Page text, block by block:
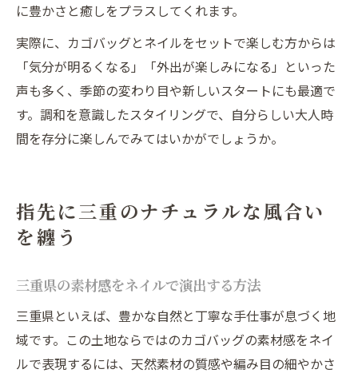
に豊かさと癒しをプラスしてくれます。
実際に、カゴバッグとネイルをセットで楽しむ方からは
「気分が明るくなる」「外出が楽しみになる」といった
声も多く、季節の変わり目や新しいスタートにも最適で
す。調和を意識したスタイリングで、自分らしい大人時
間を存分に楽しんでみてはいかがでしょうか。
指先に三重のナチュラルな風合い
を纏う
三重県の素材感をネイルで演出する方法
三重県といえば、豊かな自然と丁寧な手仕事が息づく地
域です。この土地ならではのカゴバッグの素材感をネイ
ルで表現するには、天然素材の質感や編み目の細やかさ